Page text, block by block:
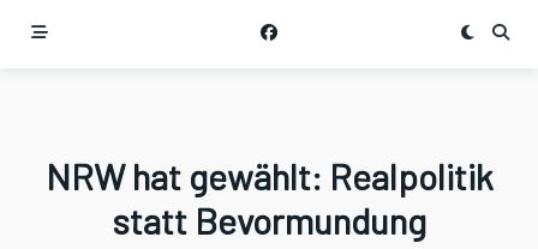
NRW hat gewählt: Realpolitik
statt Bevormundung